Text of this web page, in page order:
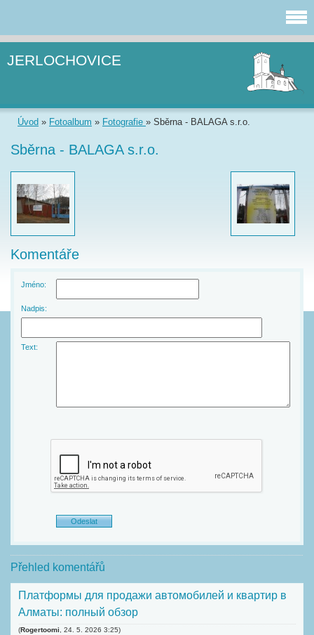
JERLOCHOVICE
Úvod » Fotoalbum » Fotografie » Sběrna - BALAGA s.r.o.
Sběrna - BALAGA s.r.o.
Komentáře
Jméno:
Nadpis:
Text:
Přehled komentářů
Платформы для продажи автомобилей и квартир в
Алматы: полный обзор
(Rogertoomi 24. 5. 2026 3:25)